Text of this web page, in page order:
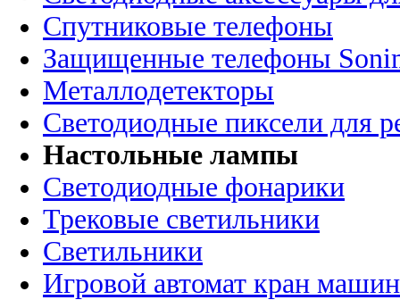
Спутниковые телефоны
Защищенные телефоны
Металлодетекторы
Светодиодные пиксели для
Настольные лампы
Светодиодные фонарики
Трековые светильники
Светильники
Игровой автомат кран